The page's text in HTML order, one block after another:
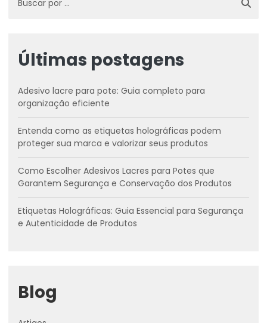
Últimas postagens
Adesivo lacre para pote: Guia completo para
organização eficiente
Entenda como as etiquetas holográficas podem
proteger sua marca e valorizar seus produtos
Como Escolher Adesivos Lacres para Potes que
Garantem Segurança e Conservação dos Produtos
Etiquetas Holográficas: Guia Essencial para Segurança
e Autenticidade de Produtos
Blog